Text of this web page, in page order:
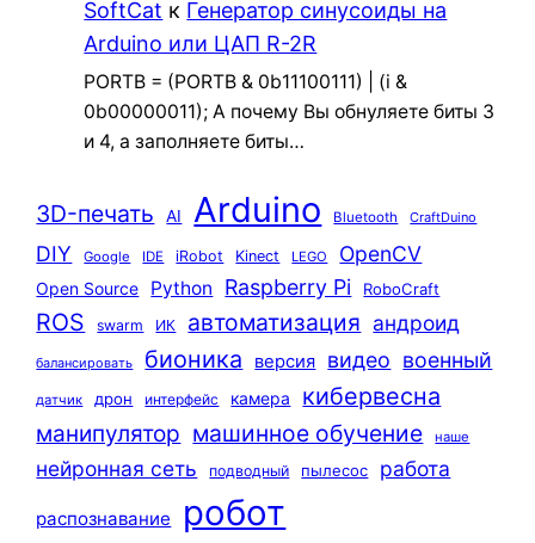
SoftCat к Генератор синусоиды на
Arduino или ЦАП R-2R
PORTB = (PORTB & 0b11100111) | (i &
0b00000011); А почему Вы обнуляете биты 3
и 4, а заполняете биты…
3D-печать AI Arduino Bluetooth CraftDuino
DIY Google IDE iRobot Kinect LEGO OpenCV
Open Source Python Raspberry Pi RoboCraft
ROS swarm ИК автоматизация андроид
балансировать бионика версия видео военный
датчик дрон интерфейс камера кибервесна
манипулятор машинное обучение наше
нейронная сеть подводный пылесос работа
распознавание робот